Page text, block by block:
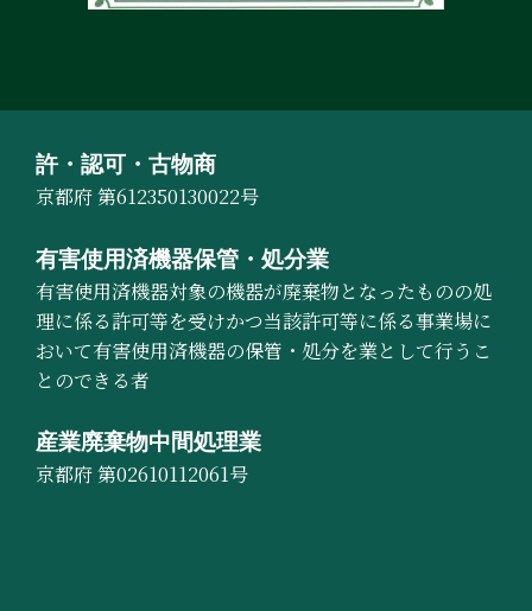
許・認可・古物商
京都府 第612350130022号
有害使用済機器保管・処分業
有害使用済機器対象の機器が廃棄物となったものの処
理に係る許可等を受けかつ当該許可等に係る事業場に
おいて有害使用済機器の保管・処分を業として行うこ
とのできる者
産業廃棄物中間処理業
京都府 第02610112061号